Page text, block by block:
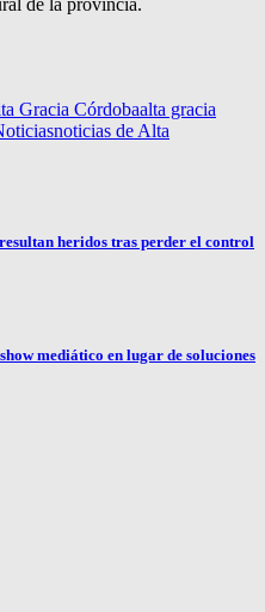
de la provincia.
Gracia Córdobaalta gracia
noticias de Alta
heridos tras perder el control
mediático en lugar de soluciones